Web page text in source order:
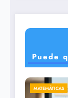
Puede
CIENCIAS